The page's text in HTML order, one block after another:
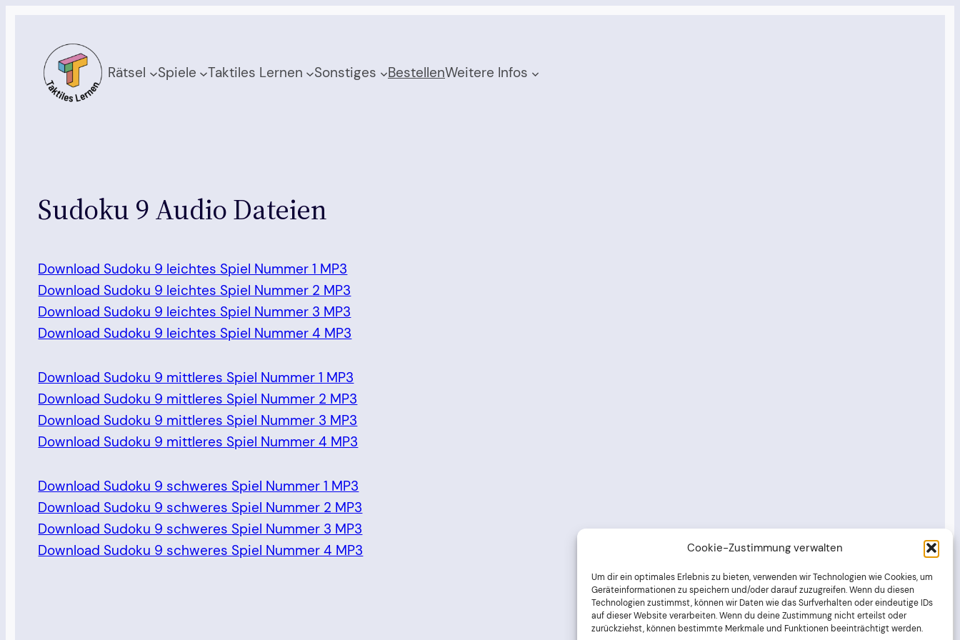
Cookie-Zustimmung verwalten
Um dir ein optimales Erlebnis zu bieten, verwenden wir Technologien wie Cookies, um
Geräteinformationen zu speichern und/oder darauf zuzugreifen. Wenn du diesen
Technologien zustimmst, können wir Daten wie das Surfverhalten oder eindeutige IDs
auf dieser Website verarbeiten. Wenn du deine Zustimmung nicht erteilst oder
zurückziehst, können bestimmte Merkmale und Funktionen beeinträchtigt werden.
springen
Rätsel Spiele Taktiles Lernen Sonstiges BestellenWeitere Infos
Sudoku 9 Audio Dateien
Download Sudoku 9 leichtes Spiel Nummer 1 MP3
Download Sudoku 9 leichtes Spiel Nummer 2 MP3
Download Sudoku 9 leichtes Spiel Nummer 3 MP3
Download Sudoku 9 leichtes Spiel Nummer 4 MP3
Download Sudoku 9 mittleres Spiel Nummer 1 MP3
Download Sudoku 9 mittleres Spiel Nummer 2 MP3
Download Sudoku 9 mittleres Spiel Nummer 3 MP3
Download Sudoku 9 mittleres Spiel Nummer 4 MP3
Download Sudoku 9 schweres Spiel Nummer 1 MP3
Download Sudoku 9 schweres Spiel Nummer 2 MP3
Download Sudoku 9 schweres Spiel Nummer 3 MP3
Download Sudoku 9 schweres Spiel Nummer 4 MP3